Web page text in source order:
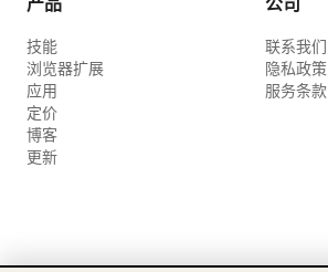
技能
浏览器扩展
应用
定价
博客
更新
联系我们
隐私政策
服务条款